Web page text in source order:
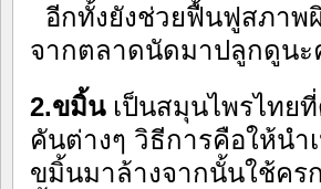
อีกทั้งยังช่วยฟื้นฟูสภาพ
จากตลาดนัดมาปลูกดูนะ
2.ขมิ้น เป็นสมุนไพรไทย
คันต่างๆ วิธีการคือให้นำ
ขมิ้นมาล้างจากนั้นใช้คร